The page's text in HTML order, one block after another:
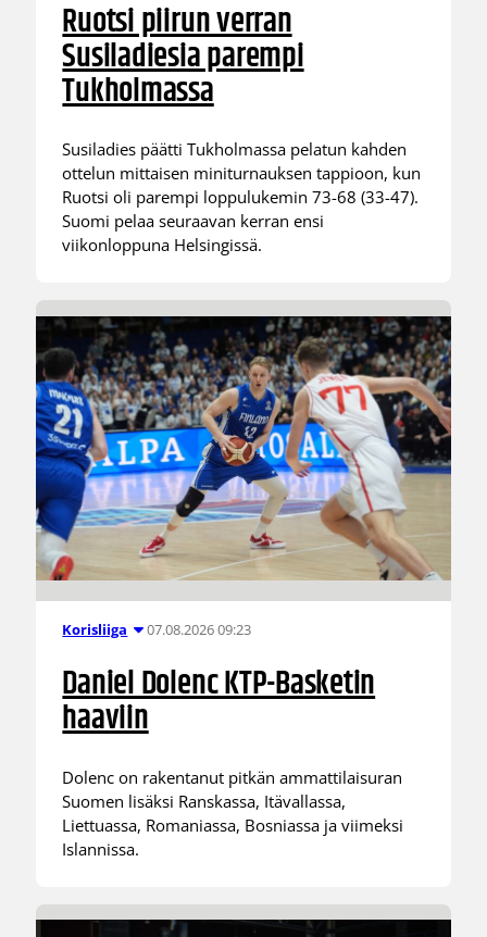
Ruotsi piirun verran
Susiladiesia parempi
Tukholmassa
Susiladies päätti Tukholmassa pelatun kahden
ottelun mittaisen miniturnauksen tappioon, kun
Ruotsi oli parempi loppulukemin 73-68 (33-47).
Suomi pelaa seuraavan kerran ensi
viikonloppuna Helsingissä.
Korisliiga 07.08.2026 09:23
Daniel Dolenc KTP-Basketin
haaviin
Dolenc on rakentanut pitkän ammattilaisuran
Suomen lisäksi Ranskassa, Itävallassa,
Liettuassa, Romaniassa, Bosniassa ja viimeksi
Islannissa.